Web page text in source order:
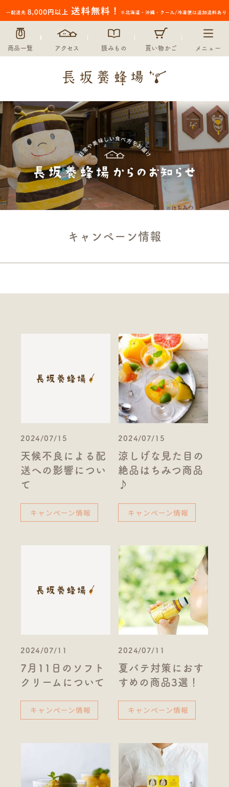
商品一覧 アクセス 読みもの 買い物かご メニュー
キャンペーン情報
2024/07/15
天候不良による配
送への影響につい
て
キャンペーン情報
2024/07/15
涼しげな見た目の
絶品はちみつ商品
♪
キャンペーン情報
2024/07/11
7月11日のソフト
クリームについて
キャンペーン情報
2024/07/11
夏バテ対策におす
すめの商品3選！
キャンペーン情報